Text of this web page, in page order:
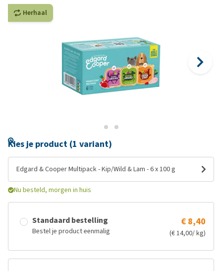
Herhaal
Kies je product (1 variant)
Edgard & Cooper Multipack - Kip/Wild & Lam - 6 x 100 g
Nu besteld, morgen in huis
Standaard bestelling
Bestel je product eenmalig
€ 8,40
(€ 14,00/ kg)